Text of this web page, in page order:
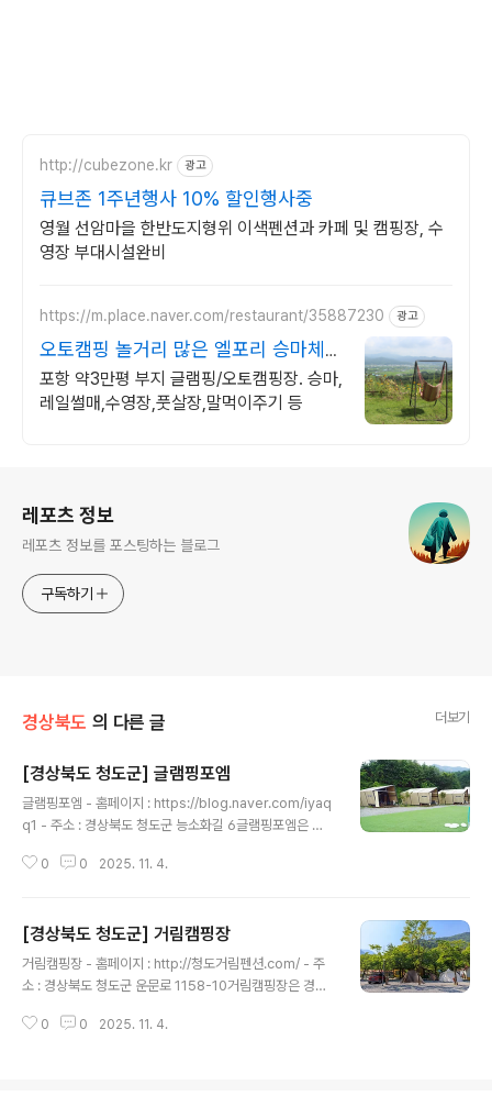
http://cubezone.kr 광고
큐브존 1주년행사 10% 할인행사중
영월 선암마을 한반도지형위 이색펜션과 카페 및 캠핑장, 수
영장 부대시설완비
https://m.place.naver.com/restaurant/35887230 광고
오토캠핑 놀거리 많은 엘포리 승마체
험/레일썰매/수영이함께
포항 약3만평 부지 글램핑/오토캠핑장. 승마,
레일썰매,수영장,풋살장,말먹이주기 등
레포츠 정보
레포츠 정보를 포스팅하는 블로그
구독하기
경상북도 의 다른 글 더보기
[경상북도 청도군] 글램핑포엠
글램핑포엠 - 홈페이지 : https://blog.naver.com/iyaq
q1 - 주소 : 경상북도 청도군 능소화길 6글램핑포엠은 경
으로 20㎞가량 떨어졌다. 자동차를 타고 청려로와 청매
램핑 10개 동이 마련돼 있다. 내부에는 침대, TV, 테이블,
개수대, 취사도구, 조리도구, 화장실, 샤워실 등 일상생활이
가능할 정도의 시설이 완비돼 있다. 주변에는 운문산군립
내 : 0507-1368-1259 - 쉬는날 : 연중무휴 - 이용시간 :
0 0 2025. 11. 4.
[경상북도 청도군] 거림캠핑장
거림캠핑장 - 홈페이지 : http://청도거림펜션.com/ - 주
소 : 경상북도 청도군 운문로 1158-10거림캠핑장은 경북
로 40㎞가량 떨어졌다. 자동차를 타고 청려로와 운문로
0 0 2025. 11. 4.